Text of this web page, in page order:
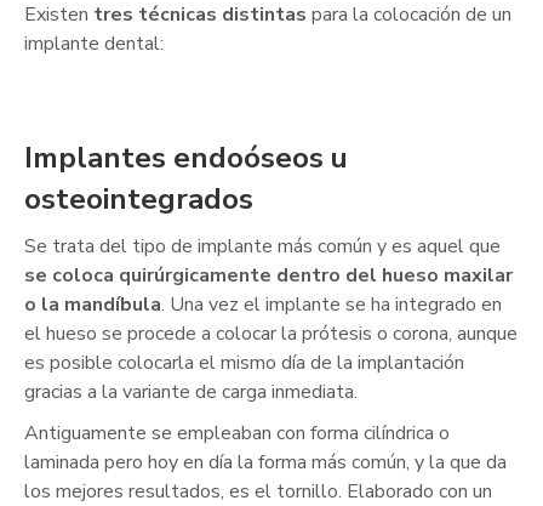
Existen tres técnicas distintas para la colocación de un
implante dental:
Implantes endoóseos u
osteointegrados
Se trata del tipo de implante más común y es aquel que
se coloca quirúrgicamente dentro del hueso maxilar
o la mandíbula. Una vez el implante se ha integrado en
el hueso se procede a colocar la prótesis o corona, aunque
es posible colocarla el mismo día de la implantación
gracias a la variante de carga inmediata.
Antiguamente se empleaban con forma cilíndrica o
laminada pero hoy en día la forma más común, y la que da
los mejores resultados, es el tornillo. Elaborado con un